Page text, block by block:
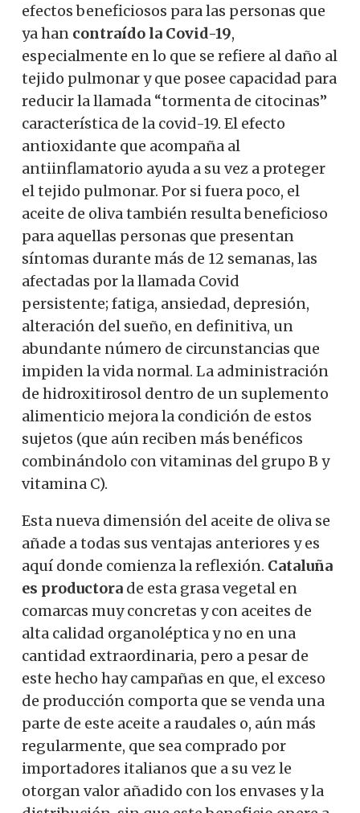
efectos beneficiosos para las personas que
ya han contraído la Covid-19,
especialmente en lo que se refiere al daño al
tejido pulmonar y que posee capacidad para
reducir la llamada “tormenta de citocinas”
característica de la covid-19. El efecto
antioxidante que acompaña al
antiinflamatorio ayuda a su vez a proteger
el tejido pulmonar. Por si fuera poco, el
aceite de oliva también resulta beneficioso
para aquellas personas que presentan
síntomas durante más de 12 semanas, las
afectadas por la llamada Covid
persistente; fatiga, ansiedad, depresión,
alteración del sueño, en definitiva, un
abundante número de circunstancias que
impiden la vida normal. La administración
de hidroxitirosol dentro de un suplemento
alimenticio mejora la condición de estos
sujetos (que aún reciben más benéficos
combinándolo con vitaminas del grupo B y
vitamina C).
Esta nueva dimensión del aceite de oliva se
añade a todas sus ventajas anteriores y es
aquí donde comienza la reflexión. Cataluña
es productora de esta grasa vegetal en
comarcas muy concretas y con aceites de
alta calidad organoléptica y no en una
cantidad extraordinaria, pero a pesar de
este hecho hay campañas en que, el exceso
de producción comporta que se venda una
parte de este aceite a raudales o, aún más
regularmente, que sea comprado por
importadores italianos que a su vez le
otorgan valor añadido con los envases y la